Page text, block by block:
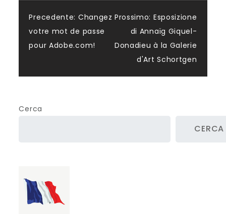
Navigazione
post
Precedente: Changez
votre mot de passe
pour Adobe.com!
Prossimo: Esposizione
di Annaïg Giquel-
Donadieu à la Galerie
d'Art Schortgen
Cerca
CERCA